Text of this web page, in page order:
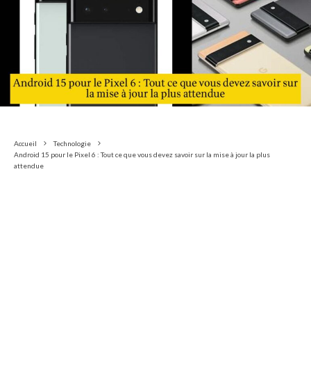
Accueil
Technologie
Android 15 pour le Pixel 6 : Tout ce que vous devez savoir sur la mise à jour la plus
attendue